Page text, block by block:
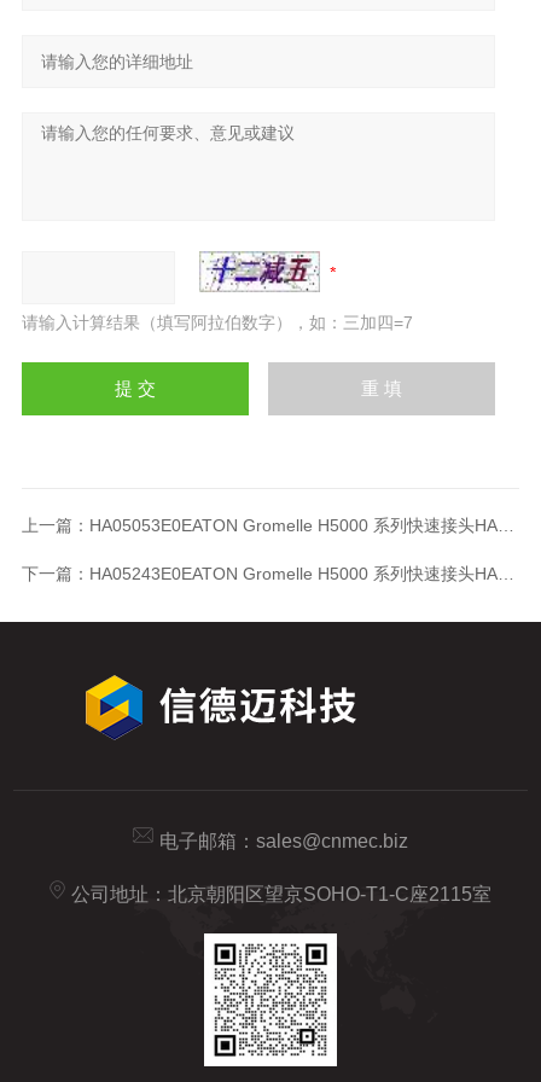
请输入计算结果（填写阿拉伯数字），如：三加四=7
上一篇： HA05053E0EATON Gromelle H5000 系列快速接头HA05053E0
下一篇： HA05243E0EATON Gromelle H5000 系列快速接头HA05243E0
电子邮箱： sales@cnmec.biz
公司地址：北京朝阳区望京SOHO-T1-C座2115室